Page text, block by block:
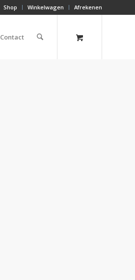
Shop Winkelwagen Afrekenen
Contact